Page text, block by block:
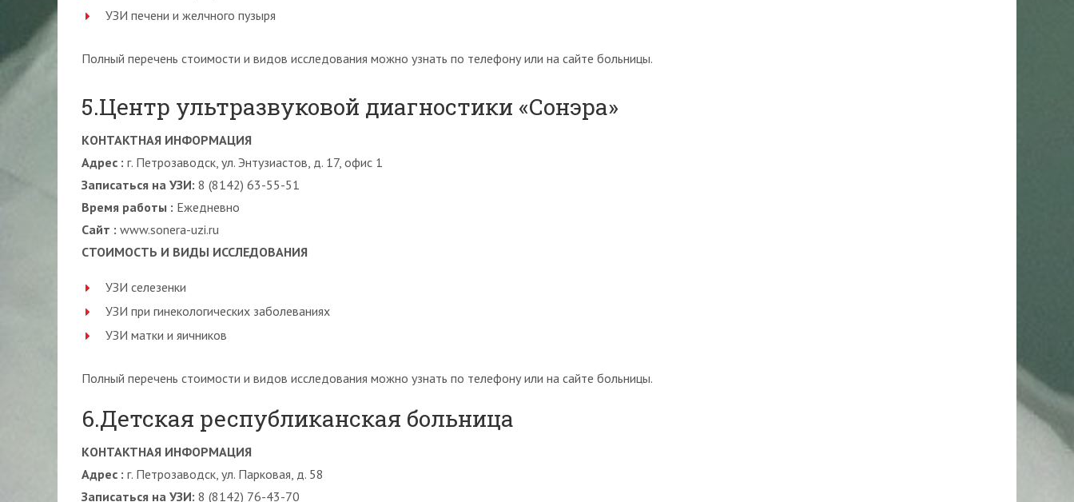
УЗИ печени и желчного пузыря
Полный перечень стоимости и видов исследования можно узнать по телефону или на сайте больницы.
5.Центр ультразвуковой диагностики «Сонэра»
КОНТАКТНАЯ ИНФОРМАЦИЯ
Адрес : г. Петрозаводск, ул. Энтузиастов, д. 17, офис 1
Записаться на УЗИ: 8 (8142) 63-55-51
Время работы : Ежедневно
Сайт : www.sonera-uzi.ru
СТОИМОСТЬ И ВИДЫ ИССЛЕДОВАНИЯ
УЗИ селезенки
УЗИ при гинекологических заболеваниях
УЗИ матки и яичников
Полный перечень стоимости и видов исследования можно узнать по телефону или на сайте больницы.
6.Детская республиканская больница
КОНТАКТНАЯ ИНФОРМАЦИЯ
Адрес : г. Петрозаводск, ул. Парковая, д. 58
Записаться на УЗИ: 8 (8142) 76-43-70